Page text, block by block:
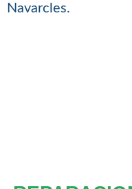
Navarcles.